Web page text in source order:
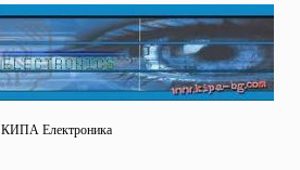
КИПА Електроника